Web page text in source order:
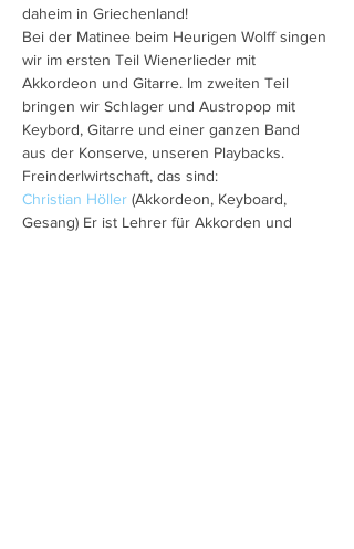
daheim in Griechenland!
Bei der Matinee beim Heurigen Wolff singen
wir im ersten Teil Wienerlieder mit
Akkordeon und Gitarre. Im zweiten Teil
bringen wir Schlager und Austropop mit
Keybord, Gitarre und einer ganzen Band
aus der Konserve, unseren Playbacks.
Freinderlwirtschaft, das sind:
Christian Höller (Akkordeon, Keyboard,
Gesang) Er ist Lehrer für Akkorden und